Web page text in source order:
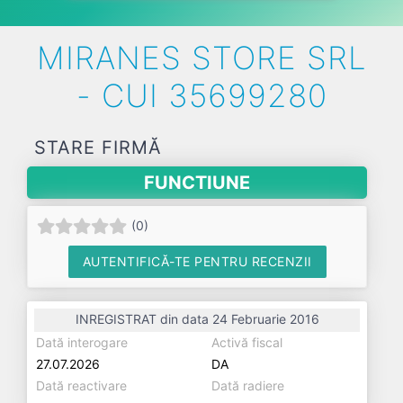
MIRANES STORE SRL
- CUI 35699280
STARE FIRMĂ
FUNCTIUNE
(0)
AUTENTIFICĂ-TE PENTRU RECENZII
INREGISTRAT din data 24 Februarie 2016
Dată interogare
27.07.2026
Activă fiscal
DA
Dată reactivare
Dată radiere